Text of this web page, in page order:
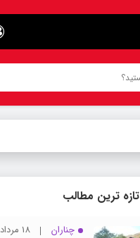
تازه ترین مطالب
چناران
18 مرداد 1405